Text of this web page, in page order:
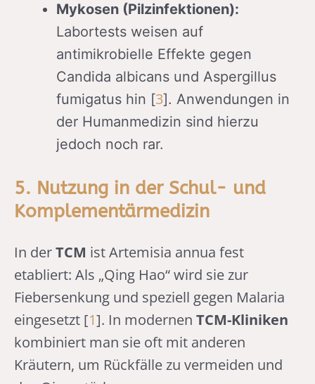
Mykosen (Pilzinfektionen):
Labortests weisen auf
antimikrobielle Effekte gegen
Candida albicans und Aspergillus
fumigatus hin [3]. Anwendungen in
der Humanmedizin sind hierzu
jedoch noch rar.
5. Nutzung in der Schul- und
Komplementärmedizin
In derTCM ist Artemisia annua fest
etabliert: Als „Qing Hao“ wird sie zur
Fiebersenkung und speziell gegen Malaria
eingesetzt [1]. In modernen TCM-Kliniken
kombiniert man sie oft mit anderen
Kräutern, um Rückfälle zu vermeiden und